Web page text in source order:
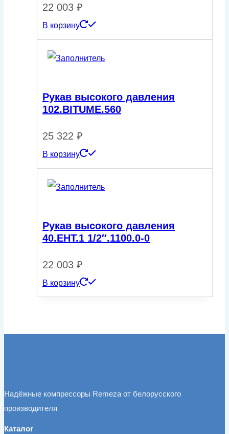
22 003 ₽
В корзину
Рукав высокого давления
102.BITUME.560
25 322 ₽
В корзину
Рукав высокого давления
40.EHT.1 1/2″.1100.0-0
22 003 ₽
В корзину
Надёжные компрессоры Remeza от белорусского
производителя
Каталог